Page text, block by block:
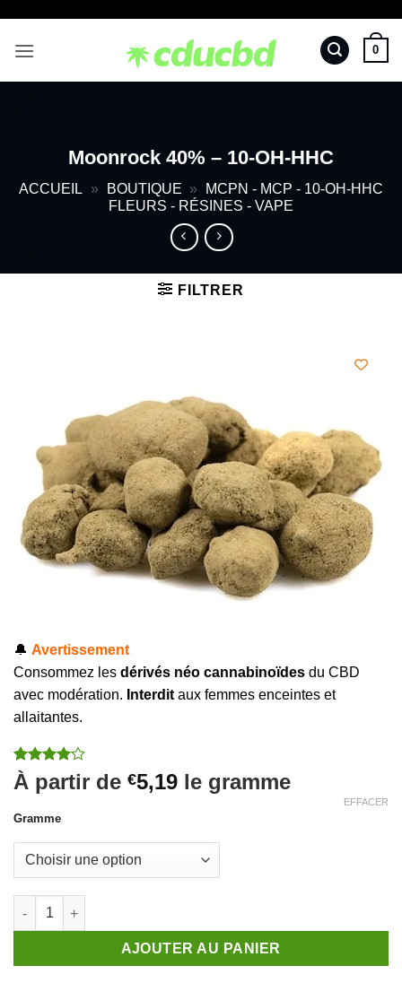
contenu
0
Moonrock 40% – 10-OH-HHC
ACCUEIL » BOUTIQUE »
MCPN - MCP - 10-OH-HHC
FLEURS - RÉSINES - VAPE
FILTRER
🔔 Avertissement
Consommez les dérivés néo cannabinoïdes du CBD
avec modération. Interdit aux femmes enceintes et
allaitantes.
Noté 4
sur 5
2
notations
À partir de €5,19 le gramme
Gramme
EFFACER
quantité de Moonrock 40% - 10-OH-HHC
AJOUTER AU PANIER